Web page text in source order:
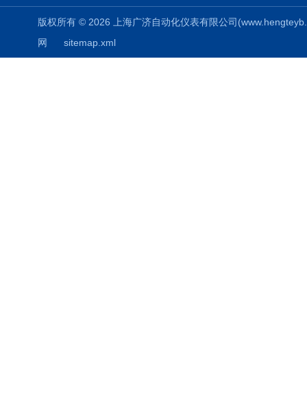
版权所有 © 2026 上海广济自动化仪表有限公司
网
sitemap.xml